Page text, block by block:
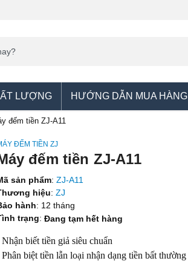
LƯỢNG HƯỚNG DẪN MUA HÀNG
đếm tiền ZJ-A11
ĐẾM TIỀN ZJ
đếm tiền ZJ-A11
sản phẩm: ZJ-A11
hiệu: ZJ
hành: 12 tháng
trạng: Đang tạm hết hàng
Nhận biết tiền giả siêu chuẩn
Phân biệt tiền lẫn loại nhận dạng tiền bất thường